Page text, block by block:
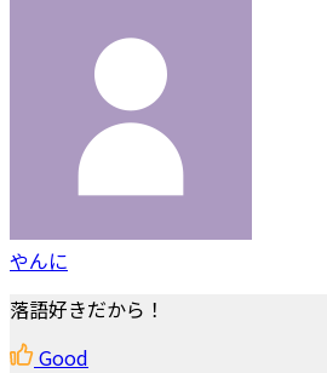
やんに
落語好きだから！
Good